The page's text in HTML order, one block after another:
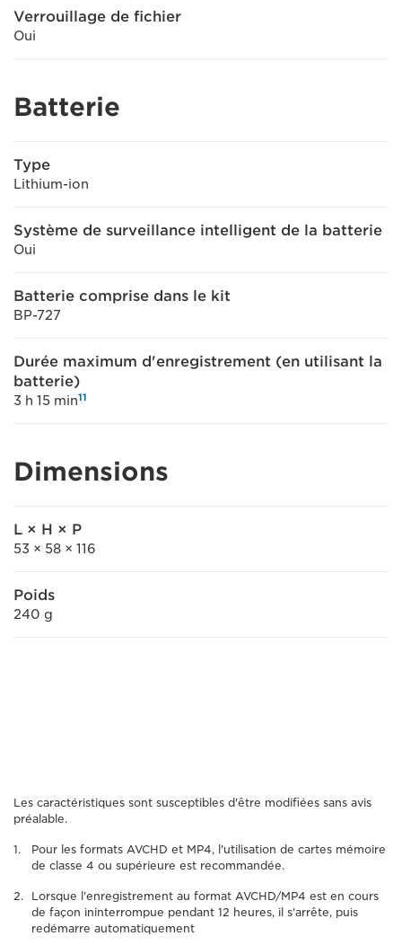
Verrouillage de fichier
Oui
Batterie
Type
Lithium-ion
Système de surveillance intelligent de la batterie
Oui
Batterie comprise dans le kit
BP-727
Durée maximum d'enregistrement (en utilisant la
batterie)
3 h 15 min11
Dimensions
L × H × P
53 × 58 × 116
Poids
240 g
Les caractéristiques sont susceptibles d'être modifiées sans avis
préalable.
Pour les formats AVCHD et MP4, l'utilisation de cartes mémoire
de classe 4 ou supérieure est recommandée.
Lorsque l'enregistrement au format AVCHD/MP4 est en cours
de façon ininterrompue pendant 12 heures, il s'arrête, puis
redémarre automatiquement